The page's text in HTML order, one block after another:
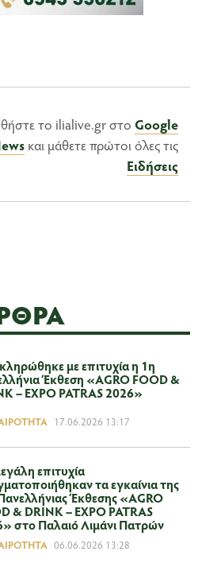
το ilialive.gr στο Google
και μάθετε πρώτοι όλες τις
Ειδήσεις
με επιτυχία η 1η
Έκθεση «AGRO FOOD &
– EXPO PATRAS 2026»
17.06.2026 13:17
επιτυχία
τα εγκαίνια της
Έκθεσης «AGRO
& DRINK – EXPO PATRAS
στο Παλαιό Λιμάνι Πατρών
06.06.2026 13:28